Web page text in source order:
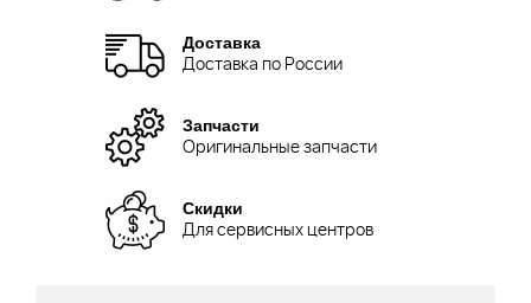
Доставка
Доставка по России
Запчасти
Оригинальные запчасти
Скидки
Для сервисных центров